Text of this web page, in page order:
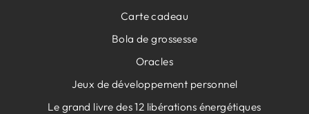
Carte cadeau
Bola de grossesse
Oracles
Jeux de développement personnel
Le grand livre des 12 libérations énergétiques